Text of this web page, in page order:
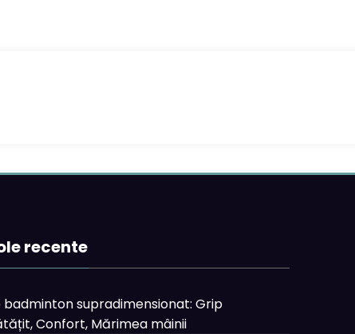
recente
badminton supradimensionat: Grip
Confort, Mărimea mâinii